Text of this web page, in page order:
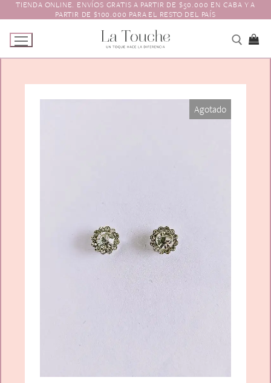
al
contenido
TIENDA ONLINE. ENVÍOS GRATIS A PARTIR DE $50.000 EN CABA Y A
PARTIR DE $100.000 PARA EL RESTO DEL PAÍS
Varios
Escarapelas
Alfiler Largo
Lazos
Pares
Vinchas
Hebillas
Peinetas
Guantes
Charreteras
Adicionales
Gift Card
Agotado